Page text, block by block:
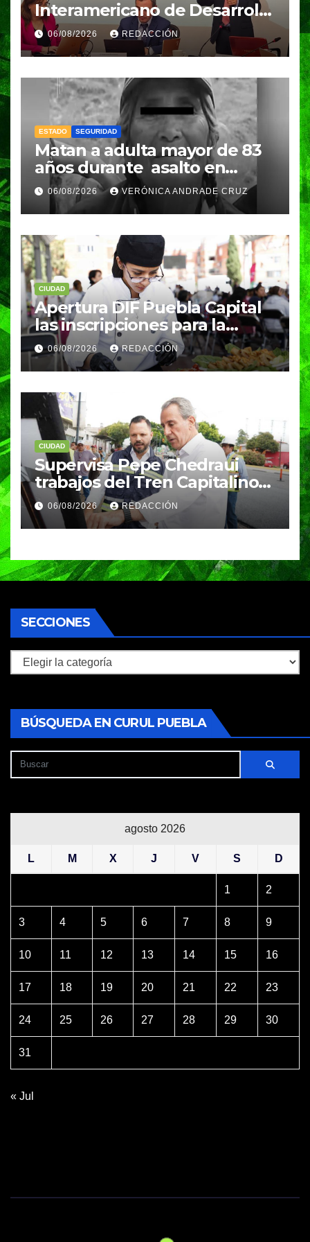
Interamericano de Desarrollo
a investigador BUAP para
análisis internacional
06/08/2026 REDACCIÓN
ESTADO SEGURIDAD
Matan a adulta mayor de 83
años durante asalto en
Amozoc
06/08/2026 VERÓNICA ANDRADE CRUZ
CIUDAD
Apertura DIF Puebla Capital
las inscripciones para la
Carrera de Capacitación para
el Trabajo en Gastronomía
06/08/2026 REDACCIÓN
CIUDAD
Supervisa Pepe Chedraui
trabajos del Tren Capitalino
de Pavimentación en bulevar
Héroes del 5 de Mayo
06/08/2026 REDACCIÓN
SECCIONES
Secciones
BÚSQUEDA EN CURUL PUEBLA
agosto 2026
L M X J V S D
1 2
3 4 5 6 7 8 9
10 11 12 13 14 15 16
17 18 19 20 21 22 23
24 25 26 27 28 29 30
31
« Jul